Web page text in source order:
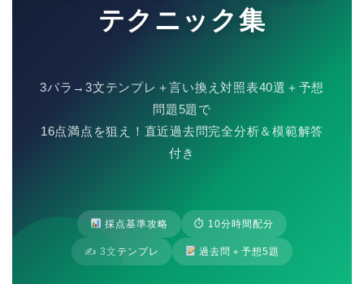
テクニック集
3パラ→3文テンプレ＋言い換え対照表40選＋予想
問題5題で
16点満点を狙え！直近過去問完全分析＆模範解答
付き
採点基準攻略 ⏱ 10分時間配分
✍️ 3文テンプレ 過去問＋予想5題